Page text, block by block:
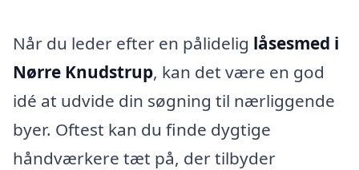
Når du leder efter en pålidelig låsesmed i
Nørre Knudstrup, kan det være en god
idé at udvide din søgning til nærliggende
byer. Oftest kan du finde dygtige
håndværkere tæt på, der tilbyder